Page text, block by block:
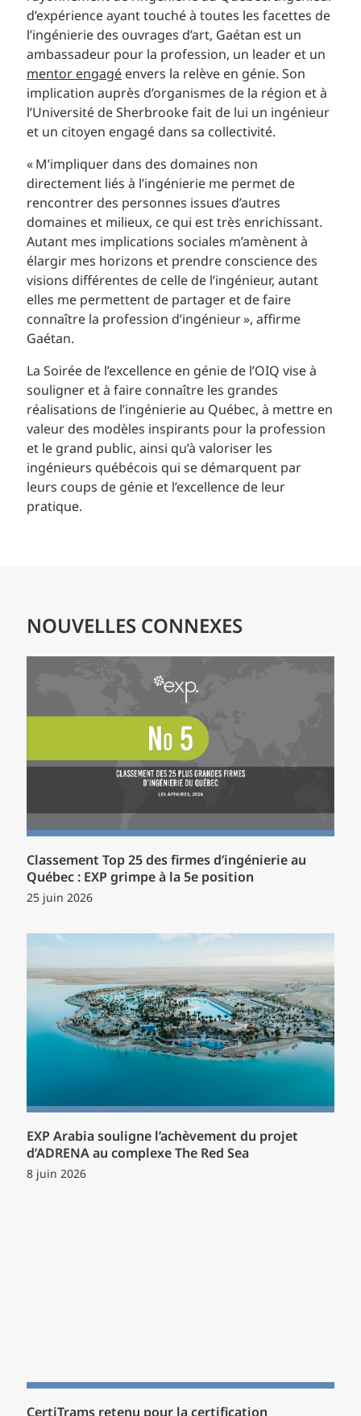
d’expérience ayant touché à toutes les facettes de
l’ingénierie des ouvrages d’art, Gaétan est un
ambassadeur pour la profession, un leader et un
mentor engagé envers la relève en génie. Son
implication auprès d’organismes de la région et à
l’Université de Sherbrooke fait de lui un ingénieur
et un citoyen engagé dans sa collectivité.
« M’impliquer dans des domaines non
directement liés à l’ingénierie me permet de
rencontrer des personnes issues d’autres
domaines et milieux, ce qui est très enrichissant.
Autant mes implications sociales m’amènent à
élargir mes horizons et prendre conscience des
visions différentes de celle de l’ingénieur, autant
elles me permettent de partager et de faire
connaître la profession d’ingénieur », affirme
Gaétan.
La Soirée de l’excellence en génie de l’OIQ vise à
souligner et à faire connaître les grandes
réalisations de l’ingénierie au Québec, à mettre en
valeur des modèles inspirants pour la profession
et le grand public, ainsi qu’à valoriser les
ingénieurs québécois qui se démarquent par
leurs coups de génie et l’excellence de leur
pratique.
NOUVELLES CONNEXES
Classement Top 25 des firmes d’ingénierie au
Québec : EXP grimpe à la 5e position
25 juin 2026
EXP Arabia souligne l’achèvement du projet
d’ADRENA au complexe The Red Sea
8 juin 2026